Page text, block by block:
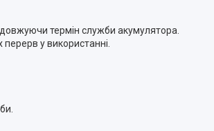
термін служби акумулятора.
у використанні.